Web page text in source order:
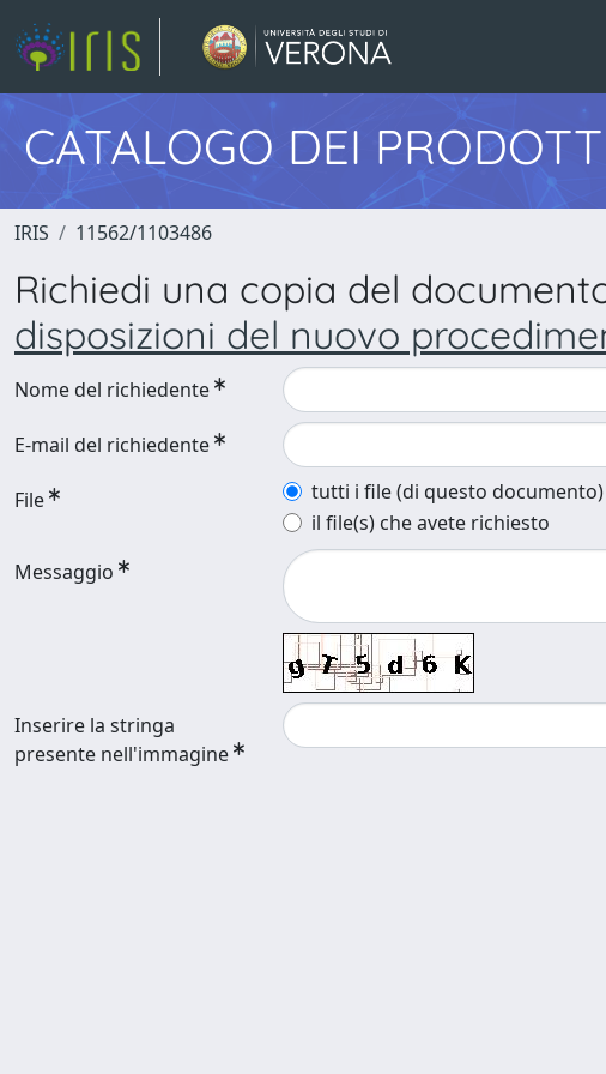
CATALOGO DEI
IRIS 11562/1103486
Richiedi una copia del
disposizioni del nuovo
Nome del richiedente
E-mail del richiedente
File
tutti i file (di questo
il file(s) che avete richiesto
Messaggio
Inserire la stringa
presente nell'immagine